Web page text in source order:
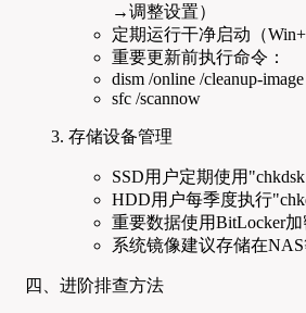
→调整设置）
定期运行干净启动（
重要更新前执行命令：
dism /online /cleanup-
sfc /scannow
存储设备管理
SSD用户定期使用
HDD用户每季度执行
重要数据使用BitLocker
系统镜像建议存储在
四、进阶排查方法